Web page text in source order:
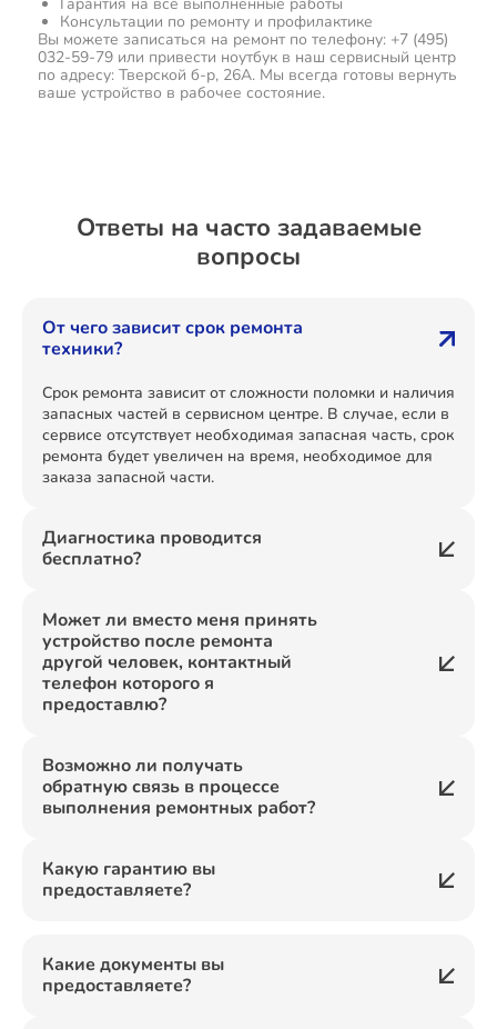
Консультации по ремонту и профилактике
Вы можете записаться на ремонт по телефону: +7 (495)
032-59-79 или привести ноутбук в наш сервисный центр
по адресу: Тверской б-р, 26А. Мы всегда готовы вернуть
ваше устройство в рабочее состояние.
Ответы на часто задаваемые
вопросы
От чего зависит срок ремонта
техники?
Срок ремонта зависит от сложности поломки и наличия
запасных частей в сервисном центре. В случае, если в
сервисе отсутствует необходимая запасная часть, срок
ремонта будет увеличен на время, необходимое для
заказа запасной части.
Диагностика проводится
бесплатно?
Может ли вместо меня принять
устройство после ремонта
другой человек, контактный
телефон которого я
предоставлю?
Возможно ли получать
обратную связь в процессе
выполнения ремонтных работ?
Какую гарантию вы
предоставляете?
Какие документы вы
предоставляете?